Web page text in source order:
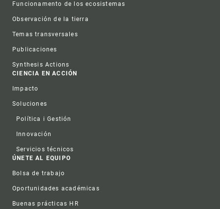
Funcionamento de los ecosistemas
Observación de la tierra
Temas transversales
Publicaciones
Synthesis Actions
CIENCIA EN ACCIÓN
Impacto
Soluciones
Política i Gestión
Innovación
Servicios técnicos
ÚNETE AL EQUIPO
Bolsa de trabajo
Oportunidades académicas
Buenas prácticas HR